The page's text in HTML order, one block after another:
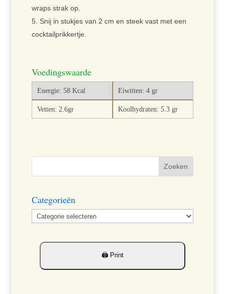
wraps strak op.
Snij in stukjes van 2 cm en steek vast met een
cocktailprikkertje.
Voedingswaarde
Energie: 58 Kcal Eiwitten: 4 gr
Vetten: 2.6gr Koolhydraten: 5.3 gr
Categorieën
Categorieën